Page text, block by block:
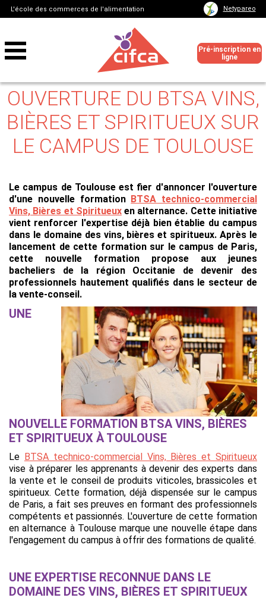
L'école des commerces de l'alimentation Netypareo
Pré-inscription en
ligne
OUVERTURE DU BTSA VINS,
BIÈRES ET SPIRITUEUX SUR
LE CAMPUS DE TOULOUSE
Le campus de Toulouse est fier d'annoncer l'ouverture
d'une nouvelle formation BTSA technico-commercial
Vins, Bières et Spiritueuxen alternance. Cette initiative
vient renforcer l'expertise déjà bien établie du campus
dans le domaine des vins, bières et spiritueux. Après le
lancement de cette formation sur le campus de Paris,
cette nouvelle formation propose aux jeunes
bacheliers de la région Occitanie de devenir des
professionnels hautement qualifiés dans le secteur de
la vente-conseil.
UNE
NOUVELLE FORMATION BTSA VINS, BIÈRES
ET SPIRITUEUX À TOULOUSE
Le BTSA technico-commercial Vins, Bières et Spiritueux
vise à préparer les apprenants à devenir des experts dans
la vente et le conseil de produits viticoles, brassicoles et
spiritueux. Cette formation, déjà dispensée sur le campus
de Paris, a fait ses preuves en formant des professionnels
compétents et passionnés. L'ouverture de cette formation
en alternance à Toulouse marque une nouvelle étape dans
l'engagement du campus à offrir des formations de qualité.
UNE EXPERTISE RECONNUE DANS LE
DOMAINE DES VINS, BIÈRES ET SPIRITUEUX